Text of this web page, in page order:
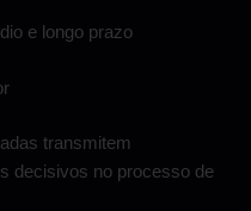
e longo prazo
transmitem
decisivos no processo de